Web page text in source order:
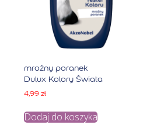
mroźny poranek
Dulux Kolory Świata
4,99zł
Dodaj do koszyka